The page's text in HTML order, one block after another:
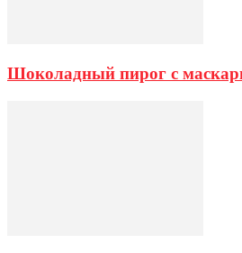
Шоколадный пирог с